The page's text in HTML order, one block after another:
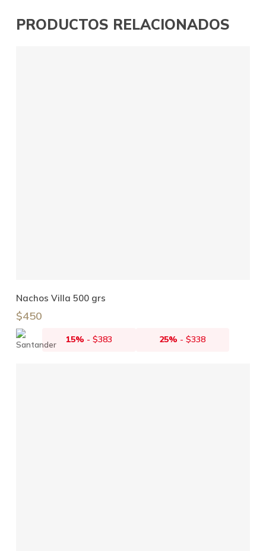
PRODUCTOS RELACIONADOS
Nachos Villa 500 grs
$450
15% - $383 25% -$338